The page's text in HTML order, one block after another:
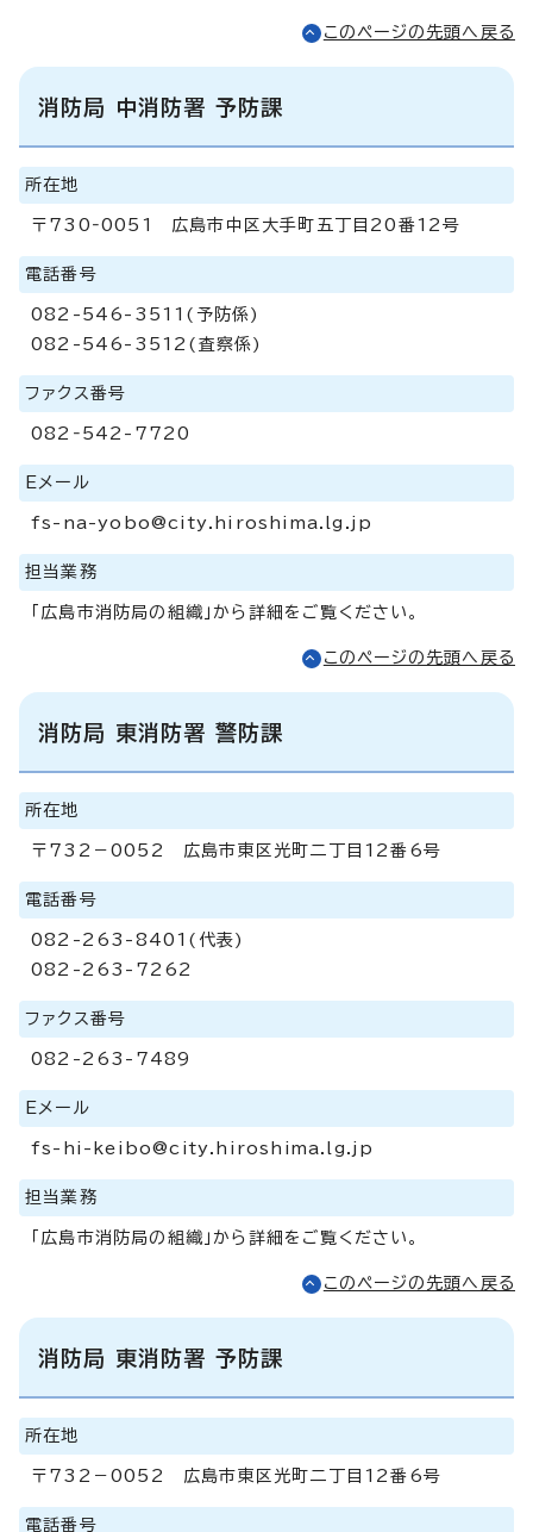
このページの先頭へ戻る
消防局 中消防署 予防課
所在地
〒730‐0051 広島市中区大手町五丁目20番12号
電話番号
082-546-3511(予防係)
082-546-3512(査察係)
ファクス番号
082‐542-7720
Eメール
fs-na-yobo@city.hiroshima.lg.jp
担当業務
「広島市消防局の組織」から詳細をご覧ください。
このページの先頭へ戻る
消防局 東消防署 警防課
所在地
〒732－0052 広島市東区光町二丁目12番6号
電話番号
082-263-8401(代表)
082-263-7262
ファクス番号
082-263-7489
Eメール
fs-hi-keibo@city.hiroshima.lg.jp
担当業務
「広島市消防局の組織」から詳細をご覧ください。
このページの先頭へ戻る
消防局 東消防署 予防課
所在地
〒732－0052 広島市東区光町二丁目12番6号
電話番号